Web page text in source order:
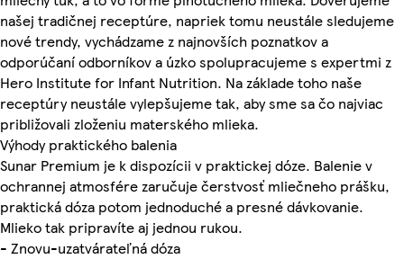
našej tradičnej receptúre, napriek tomu neustále sledujeme
nové trendy, vychádzame z najnovších poznatkov a
odporúčaní odborníkov a úzko spolupracujeme s expertmi z
Hero Institute for Infant Nutrition. Na základe toho naše
receptúry neustále vylepšujeme tak, aby sme sa čo najviac
približovali zloženiu materského mlieka.
Výhody praktického balenia
Sunar Premium je k dispozícii v praktickej dóze. Balenie v
ochrannej atmosfére zaručuje čerstvosť mliečneho prášku,
praktická dóza potom jednoduché a presné dávkovanie.
Mlieko tak pripravíte aj jednou rukou.
- Znovu-uzatvárateľná dóza